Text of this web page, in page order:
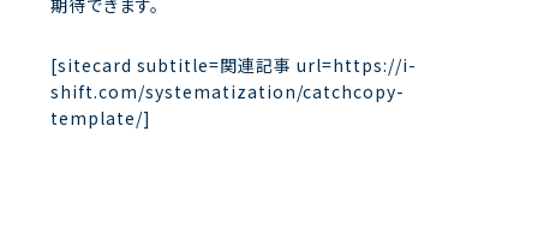
期待できます。
[sitecard subtitle=関連記事 url=https://i-
shift.com/systematization/catchcopy-
template/]